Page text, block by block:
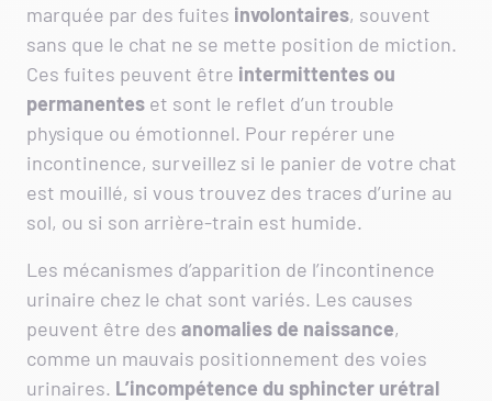
marquée par des fuites involontaires, souvent
sans que le chat ne se mette position de miction.
Ces fuites peuvent être intermittentes ou
permanentes et sont le reflet d’un trouble
physique ou émotionnel. Pour repérer une
incontinence, surveillez si le panier de votre chat
est mouillé, si vous trouvez des traces d’urine au
sol, ou si son arrière-train est humide.
Les mécanismes d’apparition de l’incontinence
urinaire chez le chat sont variés. Les causes
peuvent être des anomalies de naissance,
comme un mauvais positionnement des voies
urinaires. L’incompétence du sphincter urétral